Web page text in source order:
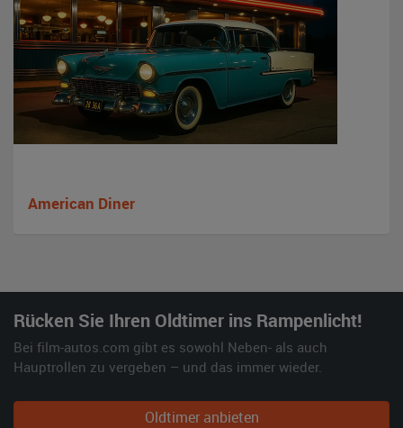
American Diner
Rücken Sie Ihren Oldtimer ins Rampenlicht!
Bei film-autos.com gibt es sowohl Neben- als auch
Hauptrollen zu vergeben – und das immer wieder.
Oldtimer anbieten